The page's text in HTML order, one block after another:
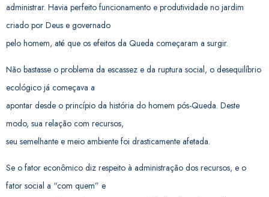
administrar. Havia perfeito funcionamento e produtividade no jardim
criado por Deus e governado
pelo homem, até que os efeitos da Queda começaram a surgir.
Não bastasse o problema da escassez e da ruptura social, o desequilíbrio
ecológico já começava a
apontar desde o princípio da história do homem pós-Queda. Deste
modo, sua relação com recursos,
seu semelhante e meio ambiente foi drasticamente afetada.
Se o fator econômico diz respeito à administração dos recursos, e o
fator social a “com quem” e